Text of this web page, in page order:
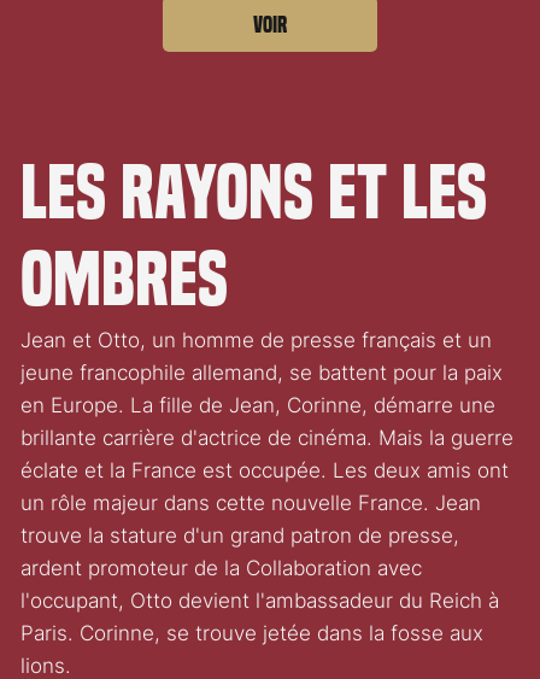
Voir
Les Rayons et les
ombres
Jean et Otto, un homme de presse français et un
jeune francophile allemand, se battent pour la paix
en Europe. La fille de Jean, Corinne, démarre une
brillante carrière d'actrice de cinéma. Mais la guerre
éclate et la France est occupée. Les deux amis ont
un rôle majeur dans cette nouvelle France. Jean
trouve la stature d'un grand patron de presse,
ardent promoteur de la Collaboration avec
l'occupant, Otto devient l'ambassadeur du Reich à
Paris. Corinne, se trouve jetée dans la fosse aux
lions.